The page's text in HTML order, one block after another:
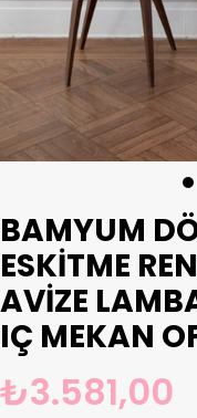
BAMYUM
ESKITME
AVIZE
IÇ MEKAN
₺3.581,00